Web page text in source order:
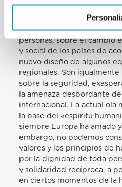
los flujos y sus inevitables
surgido muchos
posibilidades reales de
personas, sobre el cambio
y social de los países de
nuevo diseño de algunos
regionales. Son
sobre la seguridad,
la amenaza desbordante
internacional. La actual ola
la base del «espíritu
siempre Europa ha amado
embargo, no podemos
valores y los principios de
por la dignidad de toda
y solidaridad recíproca, a
en ciertos momentos de la